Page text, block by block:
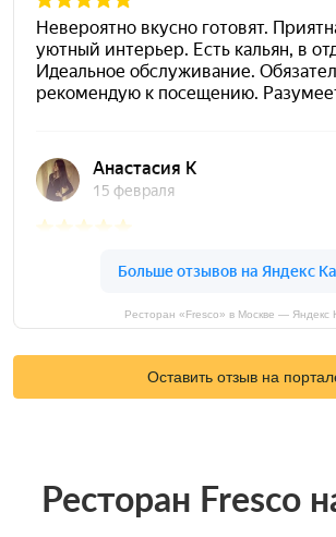
Ресторан «Fresco» в Москве — Яндекс
Оставить отзыв на
Ресторан Fresco